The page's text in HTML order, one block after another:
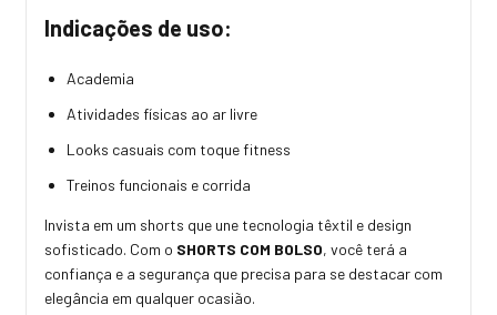
Indicações de uso:
Academia
Atividades físicas ao ar livre
Looks casuais com toque fitness
Treinos funcionais e corrida
Invista em um shorts que une tecnologia têxtil e design
sofisticado. Com o SHORTS COM BOLSO, você terá a
confiança e a segurança que precisa para se destacar com
elegância em qualquer ocasião.